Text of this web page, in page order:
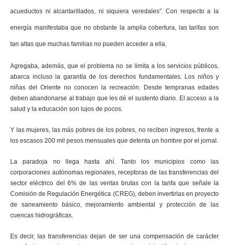
acueductos ni alcantarillados, ni siquiera veredales”. Con respecto a la
energía manifestaba que no obstante la amplia cobertura, las tarifas son
tan altas que muchas familias no pueden acceder a ella.
Agregaba, además, que el problema no se limita a los servicios públicos,
abarca incluso la garantía de los derechos fundamentales. Los niños y
niñas del Oriente no conocen la recreación. Desde tempranas edades
deben abandonarse al trabajo que les dé el sustento diario. El acceso a la
salud y la educación son lujos de pocos.
Y las mujeres, las más pobres de los pobres, no reciben ingresos, frente a
los escasos 200 mil pesos mensuales que detenta un hombre por el jornal.
La paradoja no llega hasta ahí. Tanto los municipios como las
corporaciones autónomas regionales, receptoras de las transferencias del
sector eléctrico del 6% de las ventas brutas con la tarifa que señale la
Comisión de Regulación Energética (CREG), deben invertirlas en proyecto
de saneamiento básico, mejoramiento ambiental y protección de las
cuencas hidrográficas.
Es decir, las transferencias dejan de ser una compensación de carácter